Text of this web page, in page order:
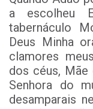
a escolheu
tabernáculo
Deus Minha
clamores
dos céus,
Senhora do
desamparais